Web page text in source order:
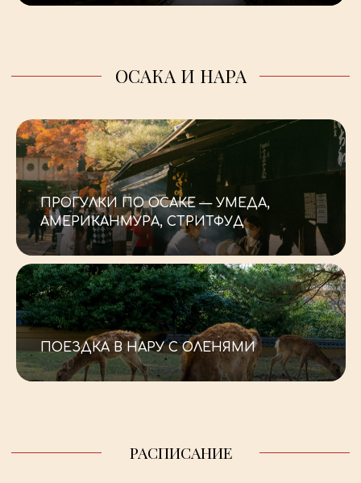
_
ПРОГУЛКИ ПО ОСАКЕ — УМЕДА,
АМЕРИКАНМУРА, СТРИТФУД
_
ПОЕЗДКА В НАРУ С ОЛЕНЯМИ